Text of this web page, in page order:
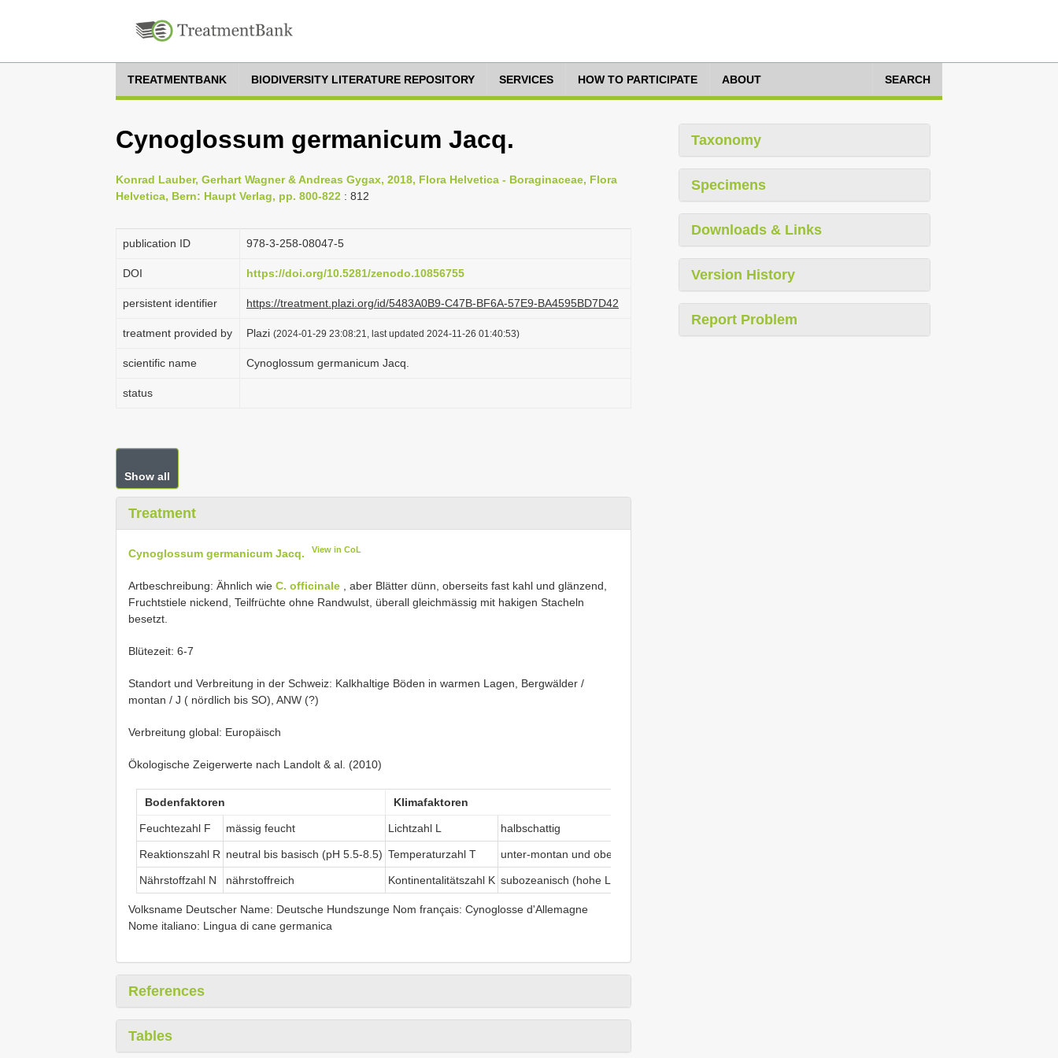
TREATMENTBANK BIODIVERSITY LITERATURE REPOSITORY SERVICES HOW TO PARTICIPATE ABOUT SEARCH
Cynoglossum germanicum Jacq.
Konrad Lauber, Gerhart Wagner & Andreas Gygax, 2018, Flora Helvetica - Boraginaceae, Flora
Helvetica, Bern: Haupt Verlag, pp. 800-822 : 812
publication ID 978-3-258-08047-5
DOI https://doi.org/10.5281/zenodo.10856755
persistent identifier https://treatment.plazi.org/id/5483A0B9-C47B-BF6A-57E9-BA4595BD7D42
treatment provided by Plazi (2024-01-29 23:08:21, last updated 2024-11-26 01:40:53)
scientific name Cynoglossum germanicum Jacq.
status
Show all
Treatment
Cynoglossum germanicum Jacq. View in CoL
Artbeschreibung: Ähnlich wie C. officinale , aber Blätter dünn, oberseits fast kahl und glänzend,
Fruchtstiele nickend, Teilfrüchte ohne Randwulst, überall gleichmässig mit hakigen Stacheln
besetzt.
Blütezeit: 6-7
Standort und Verbreitung in der Schweiz: Kalkhaltige Böden in warmen Lagen, Bergwälder /
montan / J ( nördlich bis SO), ANW (?)
Verbreitung global: Europäisch
Ökologische Zeigerwerte nach Landolt & al. (2010)
Bodenfaktoren Klimafaktoren
Feuchtezahl F mässig feucht Lichtzahl L halbschattig
Reaktionszahl R neutral bis basisch (pH 5.5-8.5) Temperaturzahl T unter-montan und ober-kollin
Nährstoffzahl N nährstoffreich Kontinentalitätszahl K subozeanisch (hohe Luftfeuchtigkeit, geringe Temperaturschwankungen, eher milde Winter)
Volksname Deutscher Name: Deutsche Hundszunge Nom français: Cynoglosse d'Allemagne
Nome italiano: Lingua di cane germanica
References
Tables
Taxonomy
Specimens
Downloads & Links
Version History
Report Problem